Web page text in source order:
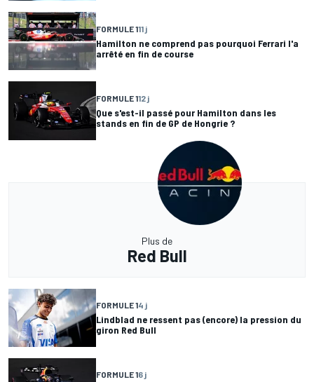
FORMULE 111 j
Hamilton ne comprend pas pourquoi Ferrari l'a
arrêté en fin de course
FORMULE 112 j
Que s'est-il passé pour Hamilton dans les
stands en fin de GP de Hongrie ?
Plus de
Red Bull
FORMULE 14 j
Lindblad ne ressent pas (encore) la pression du
giron Red Bull
FORMULE 16 j